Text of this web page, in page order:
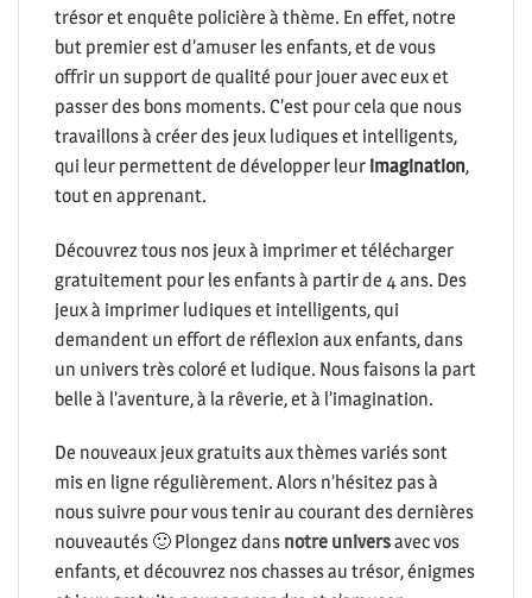
trésor et enquête policière à thème. En effet, notre
but premier est d’amuser les enfants, et de vous
offrir un support de qualité pour jouer avec eux et
passer des bons moments. C’est pour cela que nous
travaillons à créer des jeux ludiques et intelligents,
qui leur permettent de développer leur imagination,
tout en apprenant.
Découvrez tous nos jeux à imprimer et télécharger
gratuitement pour les enfants à partir de 4 ans. Des
jeux à imprimer ludiques et intelligents, qui
demandent un effort de réflexion aux enfants, dans
un univers très coloré et ludique. Nous faisons la part
belle à l’aventure, à la rêverie, et à l’imagination.
De nouveaux jeux gratuits aux thèmes variés sont
mis en ligne régulièrement. Alors n’hésitez pas à
nous suivre pour vous tenir au courant des dernières
nouveautés 🙂 Plongez dans notre universavec vos
enfants, et découvrez nos chasses au trésor, énigmes